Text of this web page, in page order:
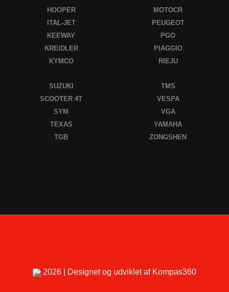
HOOPER
ITAL-JET
KEEWAY
KREIDLER
KYMCO
MOTOCR
PEUGEOT
PGO
PIAGGIO
RIEJU
SUZUKI
SCOOTER 4T
SYM
TEXAS
TGB
TMS
VESPA
VGA
YAMAHA
ZONGSHEN
2026 | Designet og udviklet af Kompas360